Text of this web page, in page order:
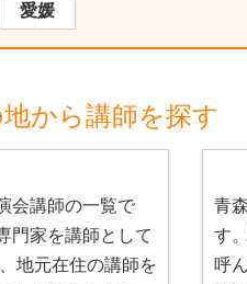
愛媛
から講師を探す
会講師の一覧で
門家を講師として
地元在住の講師を
青
す
呼